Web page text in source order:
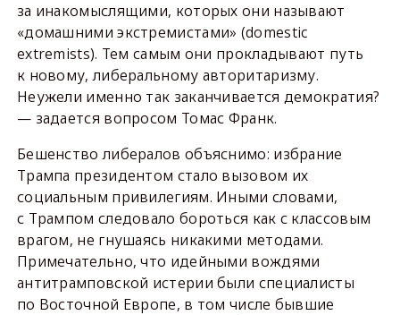
за инакомыслящими, которых они называют
«домашними экстремистами» (domestic
extremists). Тем самым они прокладывают путь
к новому, либеральному авторитаризму.
Неужели именно так заканчивается демократия?
— задается вопросом Томас Франк.
Бешенство либералов объяснимо: избрание
Трампа президентом стало вызовом их
социальным привилегиям. Иными словами,
с Трампом следовало бороться как с классовым
врагом, не гнушаясь никакими методами.
Примечательно, что идейными вождями
антитрамповской истерии были специалисты
по Восточной Европе, в том числе бывшие